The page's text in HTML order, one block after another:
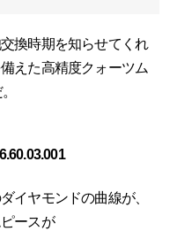
換時期を知らせてくれ
えた高精度クォーツム
イヤモンドの曲線が、
ースが